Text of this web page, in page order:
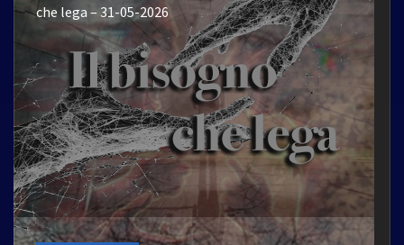
che lega – 31-05-2026